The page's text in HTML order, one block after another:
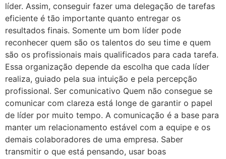
líder. Assim, conseguir fazer uma delegação de tarefas
eficiente é tão importante quanto entregar os
resultados finais. Somente um bom líder pode
reconhecer quem são os talentos do seu time e quem
são os profissionais mais qualificados para cada tarefa.
Essa organização depende da escolha que cada líder
realiza, guiado pela sua intuição e pela percepção
profissional. Ser comunicativo Quem não consegue se
comunicar com clareza está longe de garantir o papel
de líder por muito tempo. A comunicação é a base para
manter um relacionamento estável com a equipe e os
demais colaboradores de uma empresa. Saber
transmitir o que está pensando, usar boas